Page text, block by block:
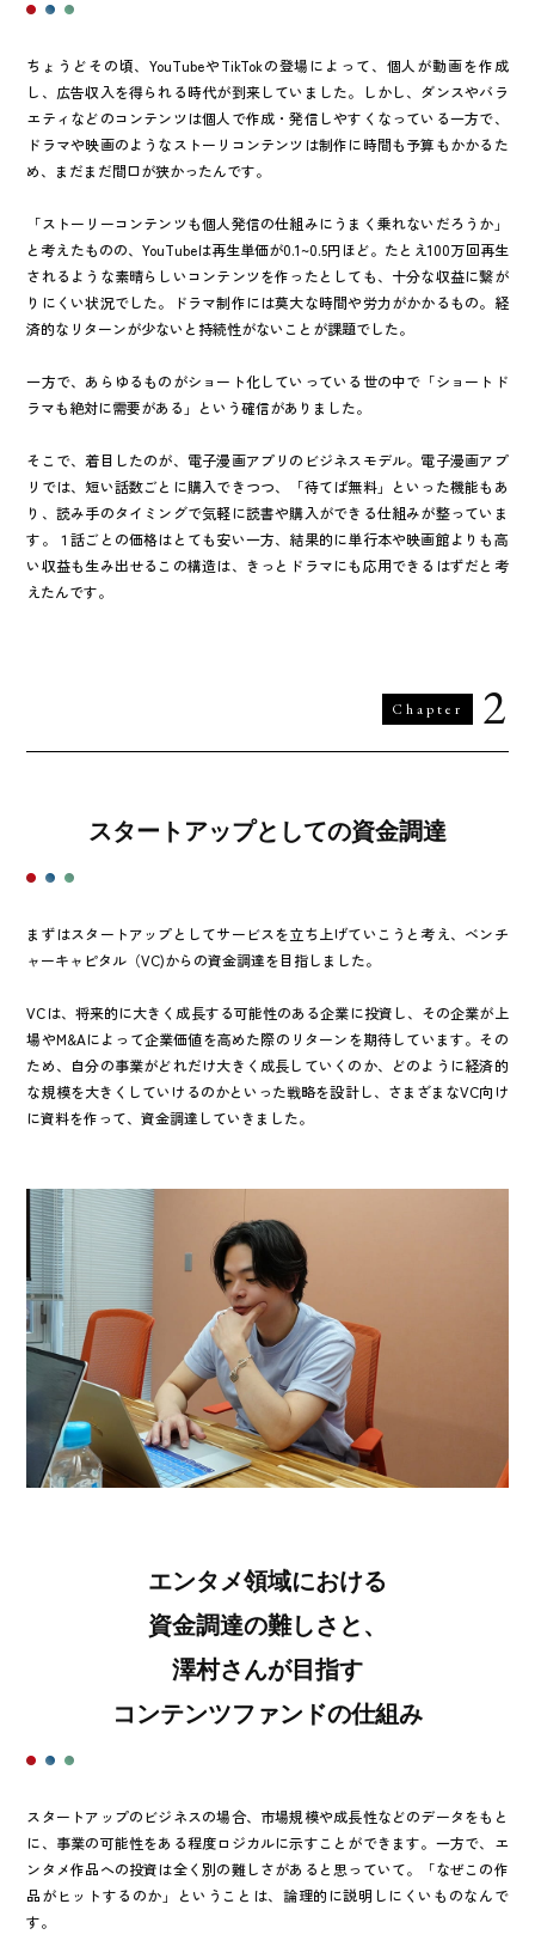
ちょうどその頃、YouTubeやTikTokの登場によって、個人が動画を作成
し、広告収入を得られる時代が到来していました。しかし、ダンスやバラ
エティなどのコンテンツは個人で作成・発信しやすくなっている一方で、
ドラマや映画のようなストーリコンテンツは制作に時間も予算もかかるた
め、まだまだ間口が狭かったんです。
「ストーリーコンテンツも個人発信の仕組みにうまく乗れないだろうか」
と考えたものの、YouTubeは再生単価が0.1~0.5円ほど。たとえ100万回再生
されるような素晴らしいコンテンツを作ったとしても、十分な収益に繋が
りにくい状況でした。ドラマ制作には莫大な時間や労力がかかるもの。経
済的なリターンが少ないと持続性がないことが課題でした。
一方で、あらゆるものがショート化していっている世の中で「ショートド
ラマも絶対に需要がある」という確信がありました。
そこで、着目したのが、電子漫画アプリのビジネスモデル。電子漫画アプ
リでは、短い話数ごとに購入できつつ、「待てば無料」といった機能もあ
り、読み手のタイミングで気軽に読書や購入ができる仕組みが整っていま
す。１話ごとの価格はとても安い一方、結果的に単行本や映画館よりも高
い収益も生み出せるこの構造は、きっとドラマにも応用できるはずだと考
えたんです。
Chapter 2
スタートアップとしての資金調達
まずはスタートアップとしてサービスを立ち上げていこうと考え、ベンチ
ャーキャピタル（VC)からの資金調達を目指しました。
VCは、将来的に大きく成長する可能性のある企業に投資し、その企業が上
場やM&Aによって企業価値を高めた際のリターンを期待しています。その
ため、自分の事業がどれだけ大きく成長していくのか、どのように経済的
な規模を大きくしていけるのかといった戦略を設計し、さまざまなVC向け
に資料を作って、資金調達していきました。
エンタメ領域における
資金調達の難しさと、
澤村さんが目指す
コンテンツファンドの仕組み
スタートアップのビジネスの場合、市場規模や成長性などのデータをもと
に、事業の可能性をある程度ロジカルに示すことができます。一方で、エ
ンタメ作品への投資は全く別の難しさがあると思っていて。「なぜこの作
品がヒットするのか」ということは、論理的に説明しにくいものなんで
す。